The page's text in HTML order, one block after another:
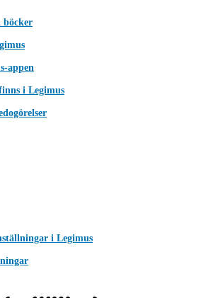
böcker
appen
i Legimus
i Legimus